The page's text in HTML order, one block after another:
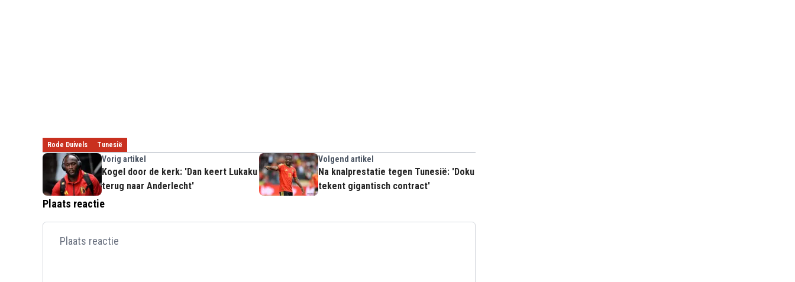
Rode Duivels Tunesië
Vorig artikel
Kogel door de kerk: 'Dan keert Lukaku
terug naar Anderlecht'
Volgend artikel
Na knalprestatie tegen Tunesië: 'Doku
tekent gigantisch contract'
Plaats reactie